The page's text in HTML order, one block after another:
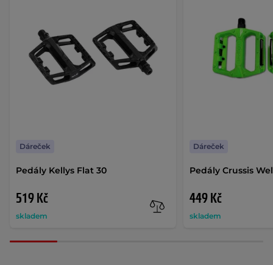
Pedály Kellys Flat 30
519 Kč
skladem
Dáreček
Pedály Crussis
449 Kč
skladem
Dáreček